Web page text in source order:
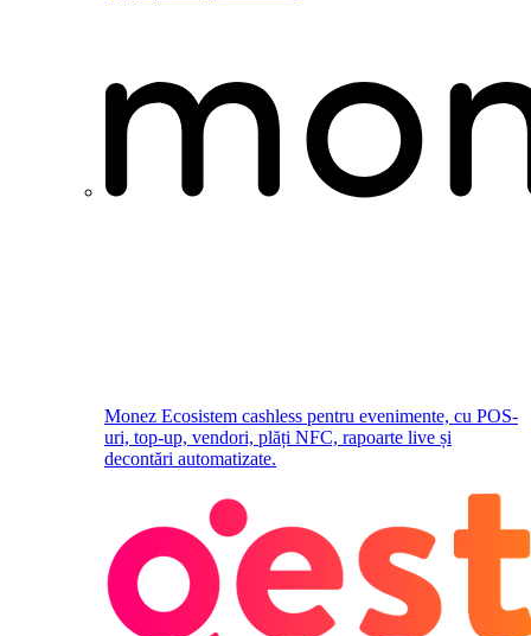
Monez Ecosistem cashless pentru evenimente, cu POS-
uri, top-up, vendori, plăți NFC, rapoarte live și
decontări automatizate.